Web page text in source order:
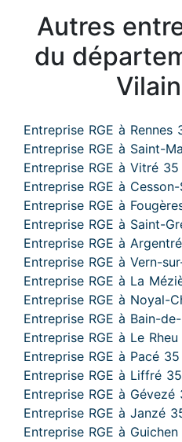
Autres
du
Entreprise RGE à Rennes
Entreprise RGE à Saint-
Entreprise RGE à Vitré 35
Entreprise RGE à
Entreprise RGE à
Entreprise RGE à Saint-
Entreprise RGE à
Entreprise RGE à Vern-
Entreprise RGE à La
Entreprise RGE à Noyal-
Entreprise RGE à Bain-
Entreprise RGE à Le
Entreprise RGE à Pacé 35
Entreprise RGE à Liffré 35
Entreprise RGE à Gévezé
Entreprise RGE à Janzé
Entreprise RGE à